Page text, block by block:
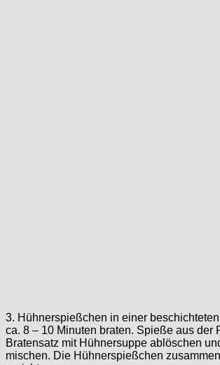
3. Hühnerspießchen in einer
ca. 8 – 10 Minuten braten. Spieße aus der
Bratensatz mit Hühnersuppe ablöschen
mischen. Die Hühnerspießchen